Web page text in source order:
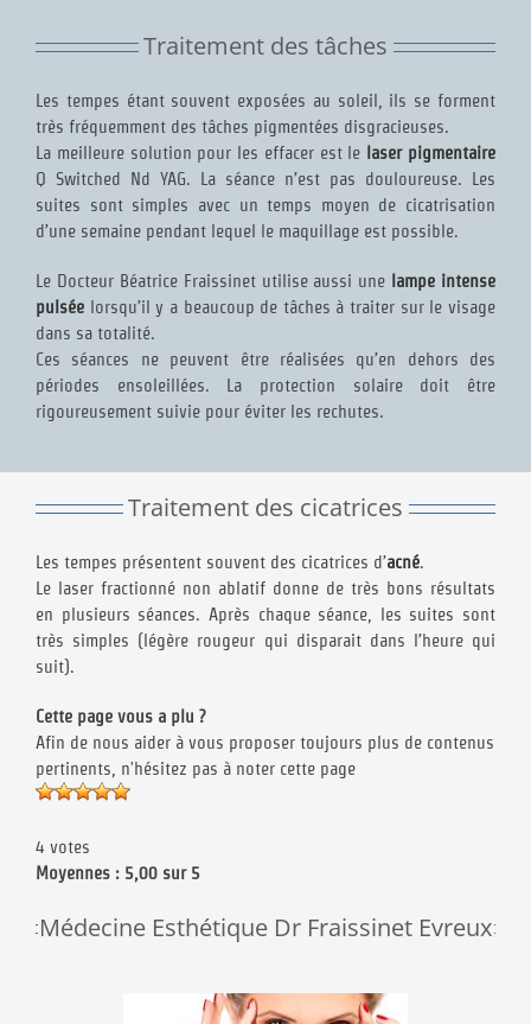
Traitement des tâches
Les tempes étant souvent exposées au soleil, ils se forment
très fréquemment des tâches pigmentées disgracieuses.
La meilleure solution pour les effacer est le laser pigmentaire
Q Switched Nd YAG. La séance n’est pas douloureuse. Les
suites sont simples avec un temps moyen de cicatrisation
d’une semaine pendant lequel le maquillage est possible.
Le Docteur Béatrice Fraissinet utilise aussi une lampe intense
pulsée lorsqu’il y a beaucoup de tâches à traiter sur le visage
dans sa totalité.
Ces séances ne peuvent être réalisées qu’en dehors des
périodes ensoleillées. La protection solaire doit être
rigoureusement suivie pour éviter les rechutes.
Traitement des cicatrices
Les tempes présentent souvent des cicatrices d’acné.
Le laser fractionné non ablatif donne de très bons résultats
en plusieurs séances. Après chaque séance, les suites sont
très simples (légère rougeur qui disparait dans l’heure qui
suit).
Cette page vous a plu ?
Afin de nous aider à vous proposer toujours plus de contenus
pertinents, n'hésitez pas à noter cette page
4 votes
Moyennes : 5,00 sur 5
Médecine Esthétique Dr Fraissinet Evreux